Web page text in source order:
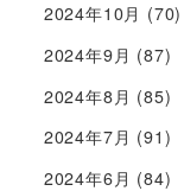
2024年10月 (70)
2024年9月 (87)
2024年8月 (85)
2024年7月 (91)
2024年6月 (84)